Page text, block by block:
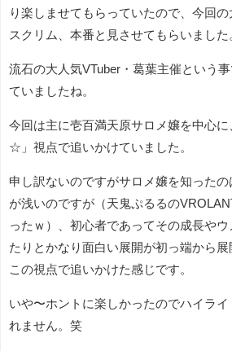
り楽しませてもらっていたので、今回の
スクリム、本番と見させてもらいました
流石の大人気VTuber・葛葉主催という
ていましたね。
今回は主に壱百満天原サロメ嬢を中心
☆」視点で追いかけていました。
申し訳ないのですがサロメ嬢を知った
が浅いのですが（天鬼ぷるるの
ったｗ）、初心者であってその成長や
たりとかなり面白い展開が初っ端から
この視点で追いかけた感じです。
いや〜ホントに楽しかったのでハイラ
れません。笑